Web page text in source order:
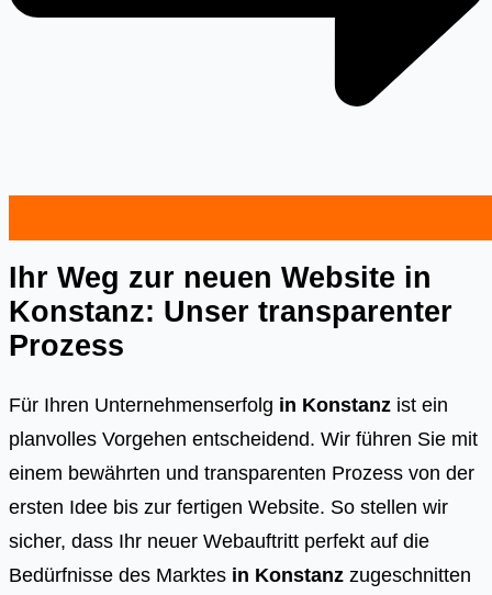
Ihr Weg zur neuen Website in
Konstanz: Unser transparenter
Prozess
Für Ihren Unternehmenserfolg in Konstanz ist ein
planvolles Vorgehen entscheidend. Wir führen Sie mit
einem bewährten und transparenten Prozess von der
ersten Idee bis zur fertigen Website. So stellen wir
sicher, dass Ihr neuer Webauftritt perfekt auf die
Bedürfnisse des Marktes in Konstanz zugeschnitten